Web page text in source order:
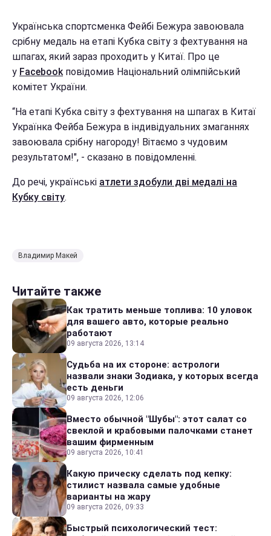
Українська спортсменка Фейбі Бежура завоювала
срібну медаль на етапі Кубка світу з фехтування на
шпагах, який зараз проходить у Китаї. Про це
у Facebookповідомив Національний олімпійський
комітет України.
“На етапі Кубка світу з фехтування на шпагах в Китаї
Українка Фейба Бежура в індивідуальних змаганнях
завоювала срібну нагороду! Вітаємо з чудовим
результатом!", - сказано в повідомленні.
До речі, українські атлети здобули дві медалі на
Кубку світу.
Владимир Макей
Читайте также
Как тратить меньше топлива: 10 уловок
для вашего авто, которые реально
работают
09 августа 2026, 13:14
Судьба на их стороне: астрологи
назвали знаки Зодиака, у которых всегда
есть деньги
09 августа 2026, 12:06
Вместо обычной "Шубы": этот салат со
свеклой и крабовыми палочками станет
вашим фирменным
09 августа 2026, 10:41
Какую прическу сделать под кепку:
стилист назвала самые удобные
варианты на жару
09 августа 2026, 09:33
Быстрый психологический тест: